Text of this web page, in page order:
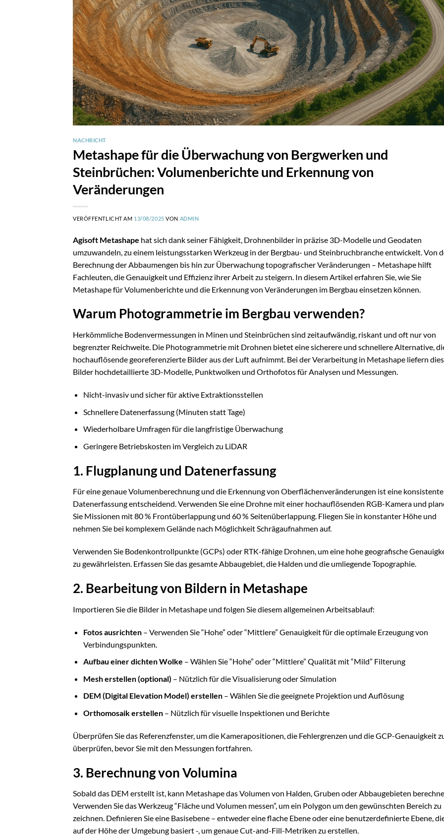
NACHRICHT
Metashape für die Überwachung von Bergwerken und
Steinbrüchen: Volumenberichte und Erkennung von
Veränderungen
VERÖFFENTLICHT AM 13/08/2025 VON ADMIN
Agisoft Metashape hat sich dank seiner Fähigkeit, Drohnenbilder in präzise 3D-Modelle und Geodaten
umzuwandeln, zu einem leistungsstarken Werkzeug in der Bergbau- und Steinbruchbranche entwickelt. Von
Berechnung der Abbaumengen bis hin zur Überwachung topografischer Veränderungen – Metashape hilft
Fachleuten, die Genauigkeit und Effizienz ihrer Arbeit zu steigern. In diesem Artikel erfahren Sie, wie Sie
Metashape für Volumenberichte und die Erkennung von Veränderungen im Bergbau einsetzen können.
Warum Photogrammetrie im Bergbau verwenden?
Herkömmliche Bodenvermessungen in Minen und Steinbrüchen sind zeitaufwändig, riskant und oft nur von
begrenzter Reichweite. Die Photogrammetrie mit Drohnen bietet eine sicherere und schnellere Alternative,
hochauflösende georeferenzierte Bilder aus der Luft aufnimmt. Bei der Verarbeitung in Metashape liefern
Bilder hochdetaillierte 3D-Modelle, Punktwolken und Orthofotos für Analysen und Messungen.
Nicht-invasiv und sicher für aktive Extraktionsstellen
Schnellere Datenerfassung (Minuten statt Tage)
Wiederholbare Umfragen für die langfristige Überwachung
Geringere Betriebskosten im Vergleich zu LiDAR
1. Flugplanung und Datenerfassung
Für eine genaue Volumenberechnung und die Erkennung von Oberflächenveränderungen ist eine konsistente
Datenerfassung entscheidend. Verwenden Sie eine Drohne mit einer hochauflösenden RGB-Kamera und
Sie Missionen mit 80 % Frontüberlappung und 60 % Seitenüberlappung. Fliegen Sie in konstanter Höhe und
nehmen Sie bei komplexem Gelände nach Möglichkeit Schrägaufnahmen auf.
Verwenden Sie Bodenkontrollpunkte (GCPs) oder RTK-fähige Drohnen, um eine hohe geografische
zu gewährleisten. Erfassen Sie das gesamte Abbaugebiet, die Halden und die umliegende Topographie.
2. Bearbeitung von Bildern in Metashape
Importieren Sie die Bilder in Metashape und folgen Sie diesem allgemeinen Arbeitsablauf:
Fotos ausrichten– Verwenden Sie “Hohe” oder “Mittlere” Genauigkeit für die optimale Erzeugung von
Verbindungspunkten.
Aufbau einer dichten Wolke – Wählen Sie “Hohe” oder “Mittlere” Qualität mit “Mild” Filterung
Mesh erstellen (optional) – Nützlich für die Visualisierung oder Simulation
DEM (Digital Elevation Model) erstellen– Wählen Sie die geeignete Projektion und Auflösung
Orthomosaik erstellen– Nützlich für visuelle Inspektionen und Berichte
Überprüfen Sie das Referenzfenster, um die Kamerapositionen, die Fehlergrenzen und die GCP-Genauigkeit
überprüfen, bevor Sie mit den Messungen fortfahren.
3. Berechnung von Volumina
Sobald das DEM erstellt ist, kann Metashape das Volumen von Halden, Gruben oder Abbaugebieten
Verwenden Sie das Werkzeug “Fläche und Volumen messen”, um ein Polygon um den gewünschten Bereich zu
zeichnen. Definieren Sie eine Basisebene – entweder eine flache Ebene oder eine benutzerdefinierte Ebene,
auf der Höhe der Umgebung basiert -, um genaue Cut-and-Fill-Metriken zu erstellen.